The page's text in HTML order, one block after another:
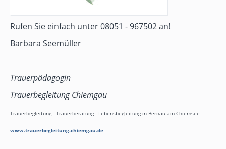
Rufen Sie einfach unter 08051 - 967502 an!
Barbara Seemüller
Trauerpädagogin
Trauerbegleitung Chiemgau
Trauerbegleitung - Trauerberatung - Lebensbegleitung in Bernau am Chiemsee
www.trauerbegleitung-chiemgau.de